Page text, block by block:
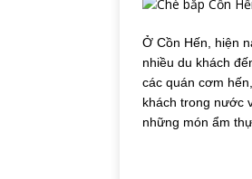
Ở Cồn Hến, hiện
nhiều du khách
các quán cơm
khách trong nước
những món ẩm